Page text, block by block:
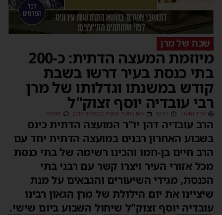
שבת של מרן
מיוזמת המעצה הדתית: כ-200
בתי כנסת בעיר דרשו בשבת
קודש במשנתו וגדלותו של מרן
רבי עובדיה יוסף זצוק"ל
אביב נחשוני 12:21 כ״ח בתשרי תשפ״ג (23/10/2022) תגובות
הרב עובדיה דהן יו"ר המועצה הדתית כינס
בשבוע האחרון רבנים במועצה הדתית יחד עם
הרב חיים בן-חמו והכינו רשימה של בתי כנסת
מכל אזורי העיר ויצרו קשר עם רבני בתי
הכנסת, מגידי השיעורים והגבאים על מנת
שיציינו את יום הילולת של מרן הגאון רבינו
עובדיה יוסף זצוק"ל שיחול השבוע ביום שישי.